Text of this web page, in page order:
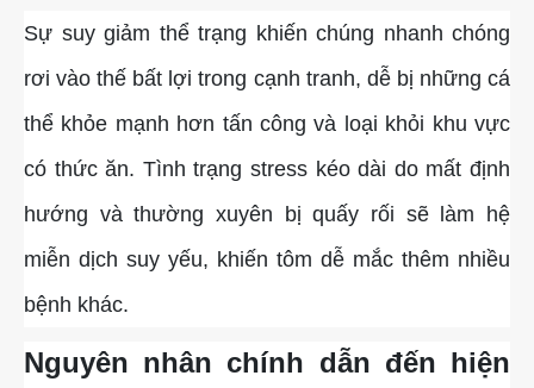
Sự suy giảm thể trạng khiến chúng nhanh chóng
rơi vào thế bất lợi trong cạnh tranh, dễ bị những cá
thể khỏe mạnh hơn tấn công và loại khỏi khu vực
có thức ăn. Tình trạng stress kéo dài do mất định
hướng và thường xuyên bị quấy rối sẽ làm hệ
miễn dịch suy yếu, khiến tôm dễ mắc thêm nhiều
bệnh khác.
Nguyên nhân chính dẫn đến hiện